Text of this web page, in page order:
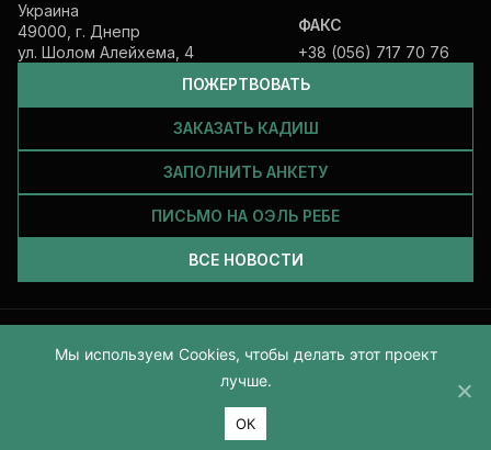
ПОЖЕРТВОВАТЬ
ЗАКАЗАТЬ КАДИШ
ЗАПОЛНИТЬ АНКЕТУ
ПИСЬМО НА ОЭЛЬ РЕБЕ
ВСЕ НОВОСТИ
Украина
49000, г. Днепр
ул. Шолом Алейхема, 4
ФАКС
+38 (056) 717 70 76
Все права защищены и принадлежат Еврейской общине Днепра.
2026
Мы используем Cookies, чтобы делать этот проект
лучше.
ОК